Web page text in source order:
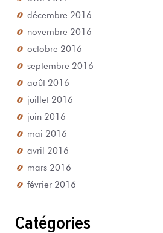
décembre 2016
novembre 2016
octobre 2016
septembre 2016
août 2016
juillet 2016
juin 2016
mai 2016
avril 2016
mars 2016
février 2016
Catégories